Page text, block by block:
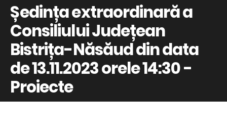
Ședința extraordinară a
Consiliului Județean
Bistrița-Năsăud din data
de 13.11.2023 orele 14:30 -
Proiecte